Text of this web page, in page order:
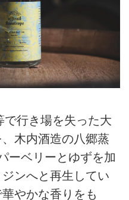
で行き場を失った大
木内酒造の八郷蒸
ーベリーとゆずを加
ンへと再生してい
やかな香りをも